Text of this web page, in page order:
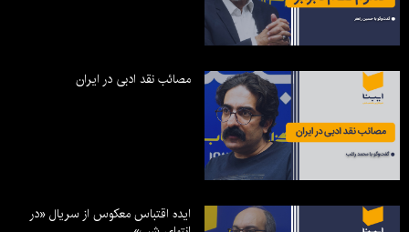
مصائب نقد ادبی در ایران
ایده اقتباس معکوس از سریال «در